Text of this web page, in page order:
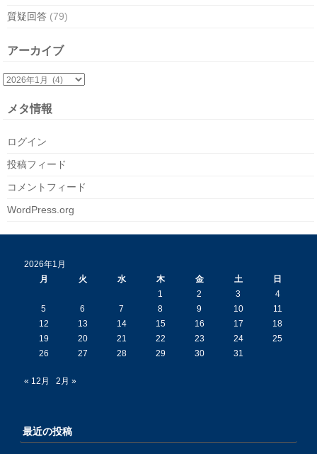
質疑回答 (79)
アーカイブ
メタ情報
ログイン
投稿フィード
コメントフィード
WordPress.org
2026年1月
月
火 水 木 金 土
日
1
2 3
4
5
6 7 8 9 10
11
12
13 14 15 16 17
18
19
20 21 22 23 24
25
26
27 28 29 30 31
« 12月 2月 »
最近の投稿